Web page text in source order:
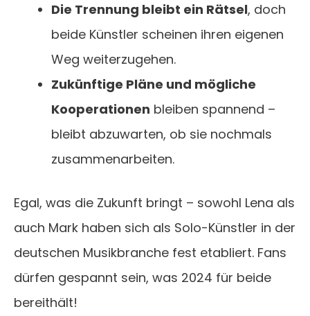
Die Trennung bleibt ein Rätsel, doch
beide Künstler scheinen ihren eigenen
Weg weiterzugehen.
Zukünftige Pläne und mögliche
Kooperationen bleiben spannend –
bleibt abzuwarten, ob sie nochmals
zusammenarbeiten.
Egal, was die Zukunft bringt – sowohl Lena als
auch Mark haben sich als Solo-Künstler in der
deutschen Musikbranche fest etabliert. Fans
dürfen gespannt sein, was 2024 für beide
bereithält!